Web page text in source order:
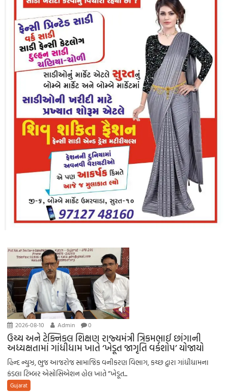
2026-08-10 Admin 0
ઉચ્ચ અને ટેક્નિકલ શિક્ષણ રાજ્યમંત્રી ત્રિકમભાઈ છાંગાની
અધ્યક્ષતામાં ગાંધીધામ ખાતે ‘ખેડૂત જાગૃતિ વર્કશોપ’ યોજાયો
હિન્દ ન્યુઝ, ભુજ આજરોજ સામાજિક વનીકરણ વિભાગ, કચ્છ દ્વારા ગાંધીધામના
કંડલા ટિમ્બર એસોસિએશન હોલ ખાતે “ખેડૂત...
Gujarat